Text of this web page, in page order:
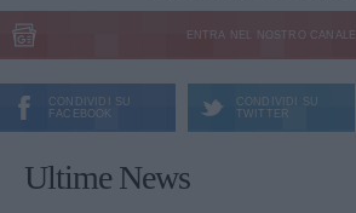
ENTRA NEL NOSTRO CANALE
CONDIVIDI SU
FACEBOOK
CONDIVIDI SU
TWITTER
Ultime News